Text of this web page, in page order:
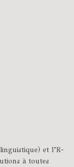
et l’R-
à toutes